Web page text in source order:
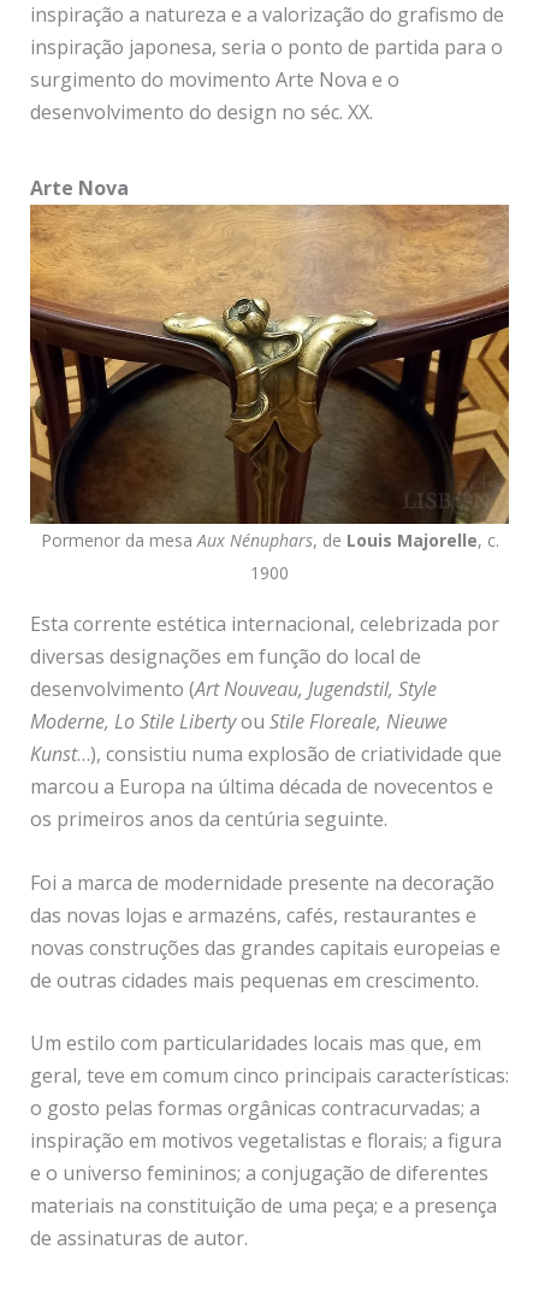
inspiração a natureza e a valorização do grafismo de
inspiração japonesa, seria o ponto de partida para o
surgimento do movimento Arte Nova e o
desenvolvimento do design no séc. XX.
Arte Nova
Pormenor da mesaAux Nénuphars, de Louis Majorelle, c.
1900
Esta corrente estética internacional, celebrizada por
diversas designações em função do local de
desenvolvimento (Art Nouveau, Jugendstil, Style
Moderne, Lo Stile Libertyou Stile Floreale, Nieuwe
Kunst…), consistiu numa explosão de criatividade que
marcou a Europa na última década de novecentos e
os primeiros anos da centúria seguinte.
Foi a marca de modernidade presente na decoração
das novas lojas e armazéns, cafés, restaurantes e
novas construções das grandes capitais europeias e
de outras cidades mais pequenas em crescimento.
Um estilo com particularidades locais mas que, em
geral, teve em comum cinco principais características:
o gosto pelas formas orgânicas contracurvadas; a
inspiração em motivos vegetalistas e florais; a figura
e o universo femininos; a conjugação de diferentes
materiais na constituição de uma peça; e a presença
de assinaturas de autor.